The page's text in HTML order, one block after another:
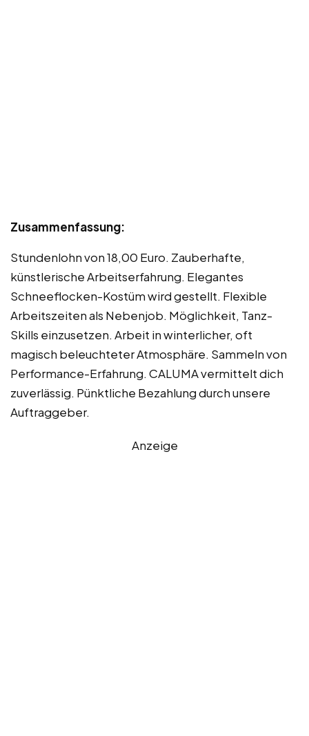
Zusammenfassung:
Stundenlohn von 18,00 Euro. Zauberhafte,
künstlerische Arbeitserfahrung. Elegantes
Schneeflocken-Kostüm wird gestellt. Flexible
Arbeitszeiten als Nebenjob. Möglichkeit, Tanz-
Skills einzusetzen. Arbeit in winterlicher, oft
magisch beleuchteter Atmosphäre. Sammeln von
Performance-Erfahrung. CALUMA vermittelt dich
zuverlässig. Pünktliche Bezahlung durch unsere
Auftraggeber.
Anzeige